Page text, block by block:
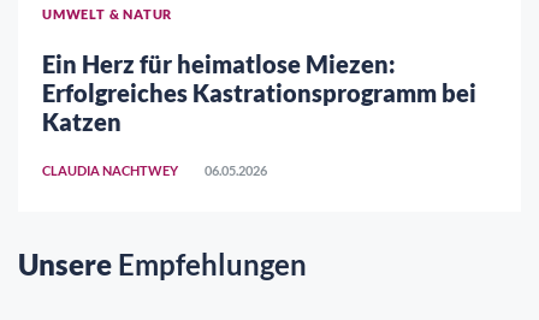
UMWELT & NATUR
Ein Herz für heimatlose Miezen:
Erfolgreiches Kastrationsprogramm bei
Katzen
CLAUDIA NACHTWEY 06.05.2026
Unsere Empfehlungen